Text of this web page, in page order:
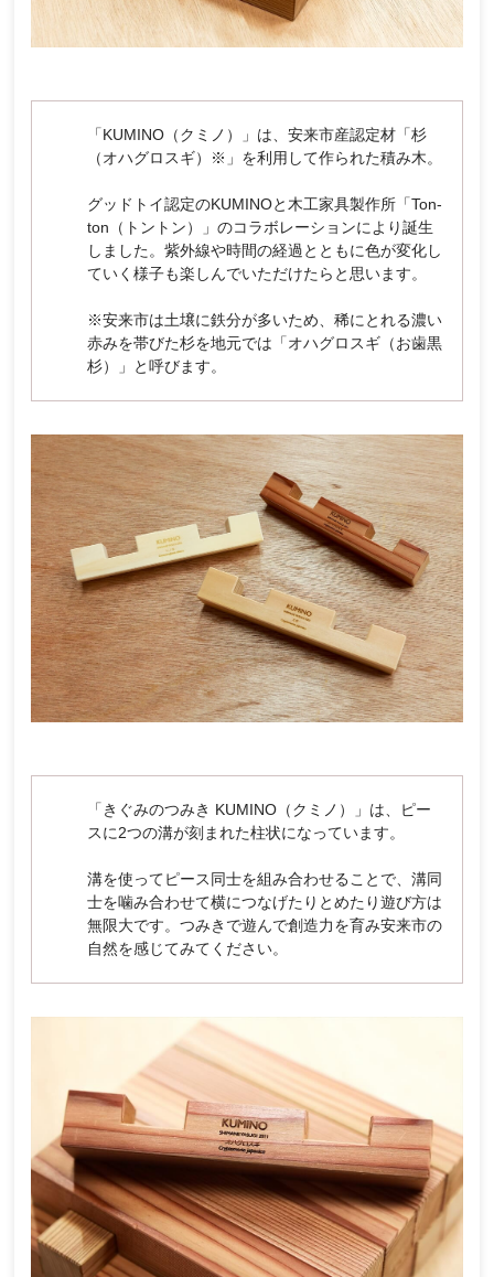
「KUMINO（クミノ）」は、安来市産認定材「杉
（オハグロスギ）※」を利用して作られた積み木。
グッドトイ認定のKUMINOと木工家具製作所「Ton-
ton（トントン）」のコラボレーションにより誕生
しました。紫外線や時間の経過とともに色が変化し
ていく様子も楽しんでいただけたらと思います。
※安来市は土壌に鉄分が多いため、稀にとれる濃い
赤みを帯びた杉を地元では「オハグロスギ（お歯黒
杉）」と呼びます。
「きぐみのつみき KUMINO（クミノ）」は、ピー
スに2つの溝が刻まれた柱状になっています。
溝を使ってピース同士を組み合わせることで、溝同
士を噛み合わせて横につなげたりとめたり遊び方は
無限大です。つみきで遊んで創造力を育み安来市の
自然を感じてみてください。